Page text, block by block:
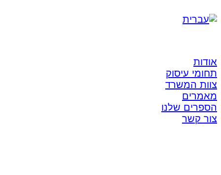
אודות
תחומי עיסוק
צוות המשרד
מאמרים
הספרים שלנו
צור קשר